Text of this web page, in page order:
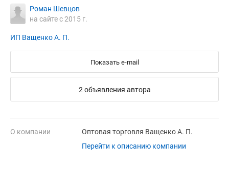
Роман Шевцов
на сайте с 2015 г.
ИП Ващенко А. П.
Показать e-mail
2 объявления автора
О компании
Оптовая торговля Ващенко А. П.
Перейти к описанию компании